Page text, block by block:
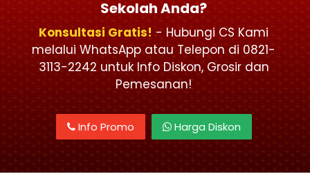
Sekolah Anda?
Konsultasi Gratis! - Hubungi CS Kami
melalui WhatsApp atau Telepon di 0821-
3113-2242 untuk Info Diskon, Grosir dan
Pemesanan!
Info Promo Harga Diskon